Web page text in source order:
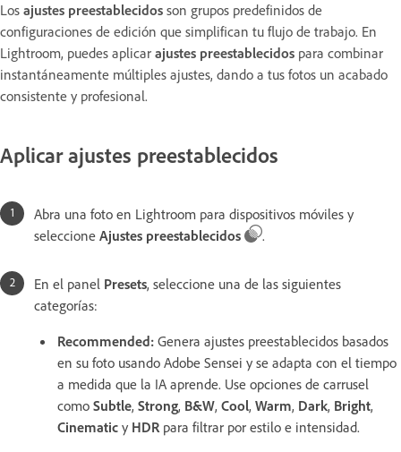
Los ajustes preestablecidos son grupos predefinidos de
configuraciones de edición que simplifican tu flujo de trabajo. En
Lightroom, puedes aplicar ajustes preestablecidos para combinar
instantáneamente múltiples ajustes, dando a tus fotos un acabado
consistente y profesional.
Aplicar ajustes preestablecidos
Abra una foto en Lightroom para dispositivos móviles y
seleccione Ajustes preestablecidos .
En el panel Presets, seleccione una de las siguientes
categorías:
Recommended: Genera ajustes preestablecidos basados
en su foto usando Adobe Sensei y se adapta con el tiempo
a medida que la IA aprende. Use opciones de carrusel
como Subtle, Strong, B&W, Cool, Warm, Dark, Bright,
Cinematic y HDR para filtrar por estilo e intensidad.